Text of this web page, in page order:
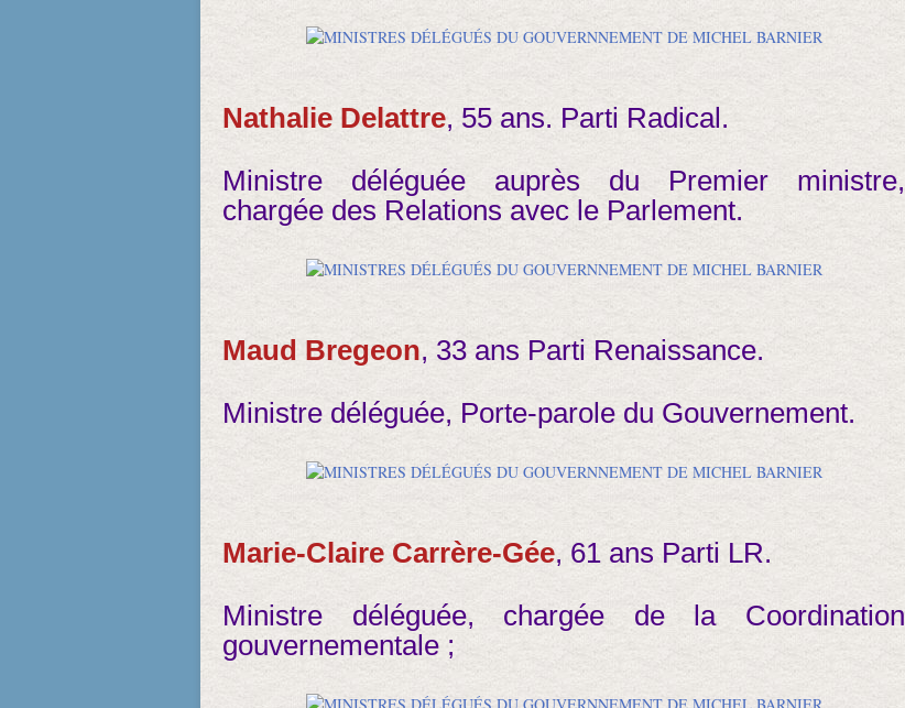
Nathalie Delattre, 55 ans. Parti Radical.
Ministre déléguée auprès du Premier ministre,
chargée des Relations avec le Parlement.
Maud Bregeon, 33 ans Parti Renaissance.
Ministre déléguée, Porte-parole du Gouvernement.
Marie-Claire Carrère-Gée, 61 ans Parti LR.
Ministre déléguée, chargée de la Coordination
gouvernementale ;